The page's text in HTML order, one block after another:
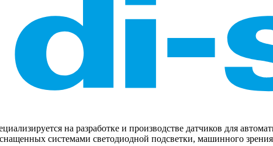
на разработке и производстве датчиков для
системами светодиодной подсветки, машинного